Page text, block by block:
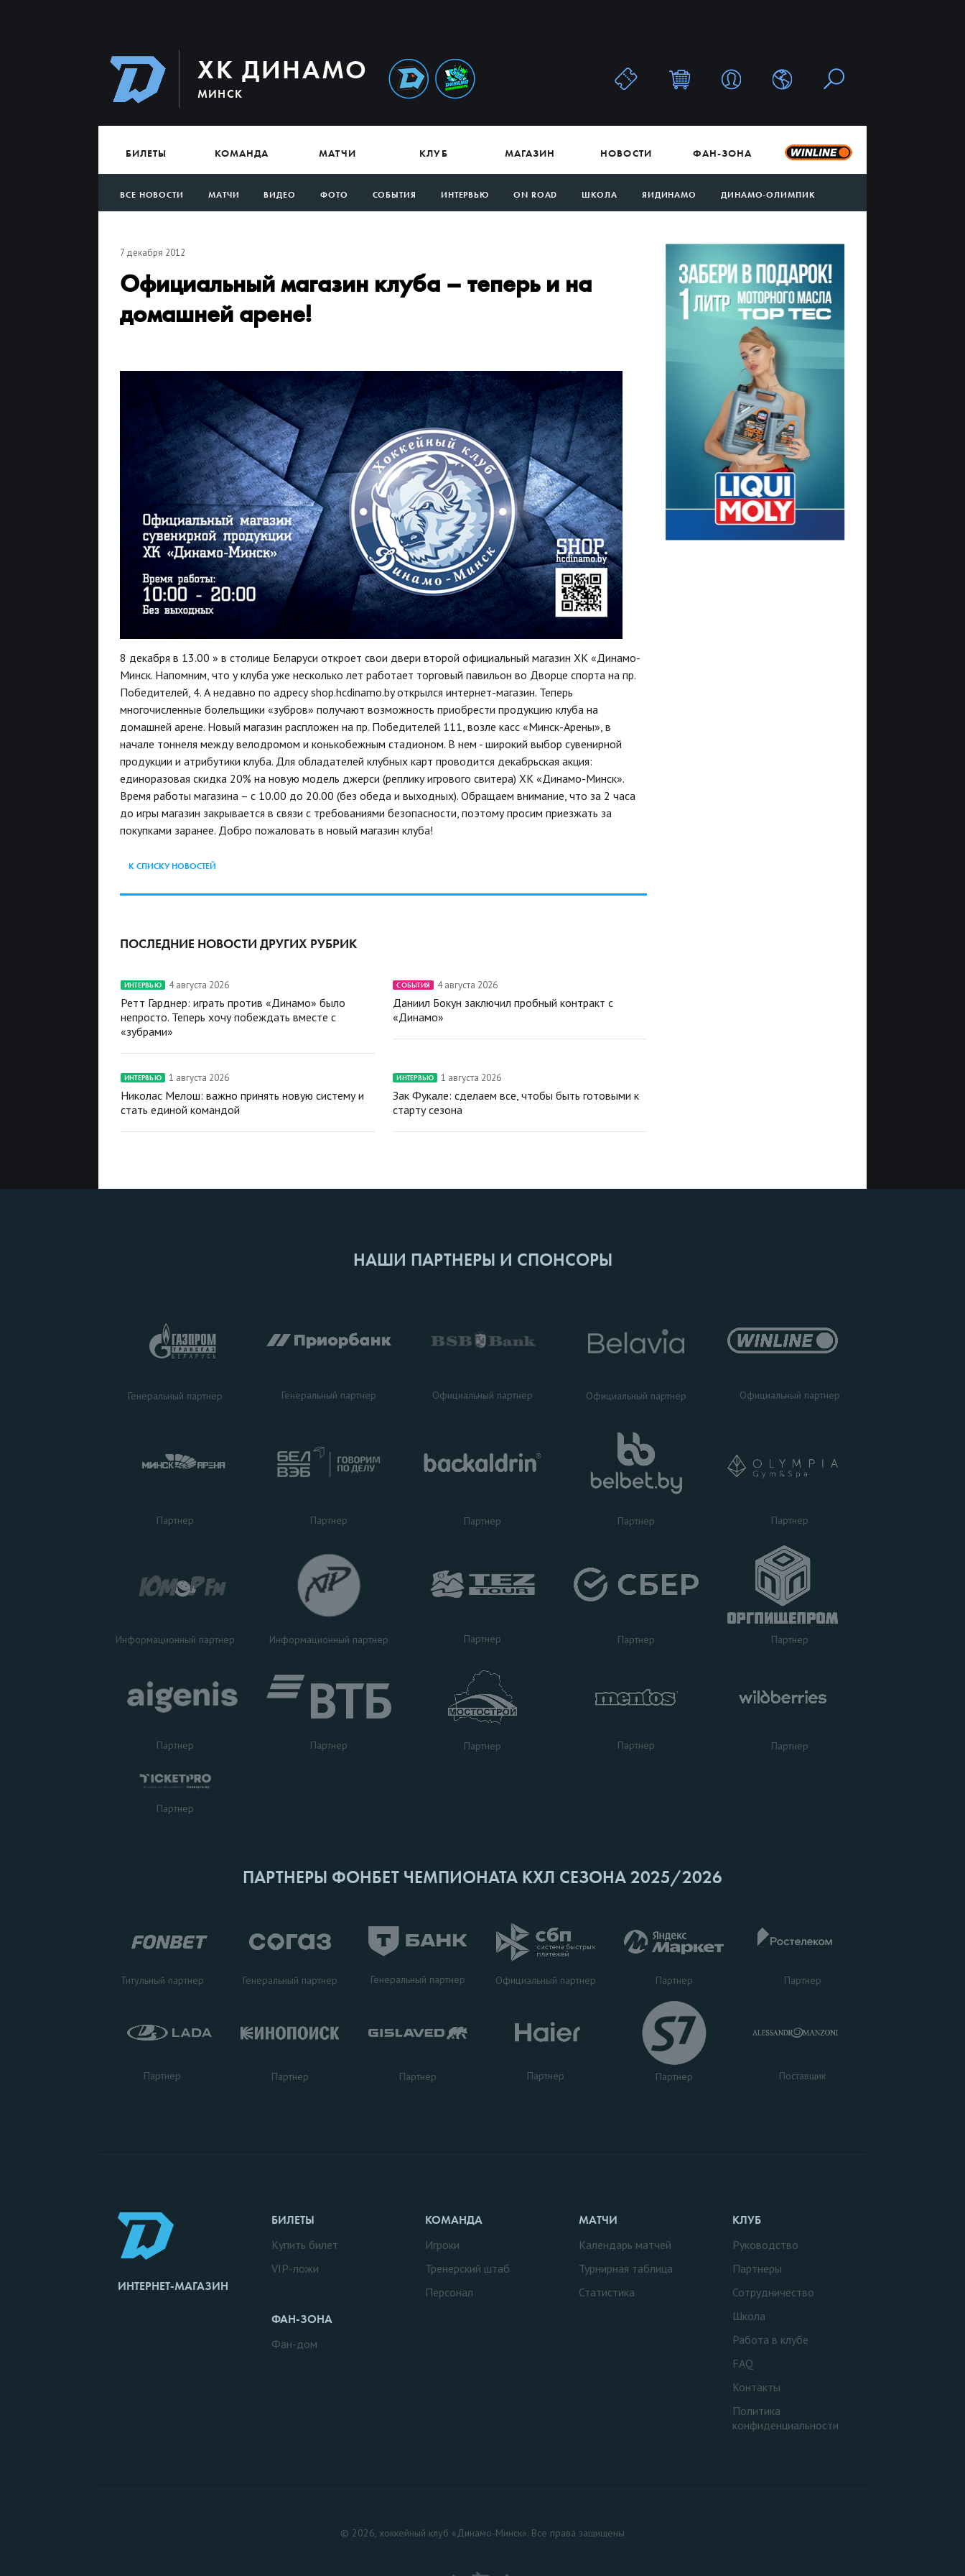
ХК ДИНАМО
МИНСК
БИЛЕТЫ КОМАНДА МАТЧИ КЛУБ МАГАЗИН НОВОСТИ ФАН-ЗОНА
ВСЕ НОВОСТИ МАТЧИ ВИДЕО ФОТО СОБЫТИЯ ИНТЕРВЬЮ ON ROAD ШКОЛА ЯИДИНАМО ДИНАМО-ОЛИМПИК
7 декабря 2012
Официальный магазин клуба – теперь и на
домашней арене!
8 декабря в 13.00 » в столице Беларуси откроет свои двери второй официальный магазин ХК «Динамо-
Минск. Напомним, что у клуба уже несколько лет работает торговый павильон во Дворце спорта на пр.
Победителей, 4. А недавно по адресу shop.hcdinamo.by открылся интернет-магазин. Теперь
многочисленные болельщики «зубров» получают возможность приобрести продукцию клуба на
домашней арене. Новый магазин распложен на пр. Победителей 111, возле касс «Минск-Арены», в
начале тоннеля между велодромом и конькобежным стадионом. В нем - широкий выбор сувенирной
продукции и атрибутики клуба. Для обладателей клубных карт проводится декабрьская акция:
единоразовая скидка 20% на новую модель джерси (реплику игрового свитера) ХК «Динамо-Минск».
Время работы магазина – с 10.00 до 20.00 (без обеда и выходных). Обращаем внимание, что за 2 часа
до игры магазин закрывается в связи с требованиями безопасности, поэтому просим приезжать за
покупками заранее. Добро пожаловать в новый магазин клуба!
К СПИСКУ НОВОСТЕЙ
ПОСЛЕДНИЕ НОВОСТИ ДРУГИХ РУБРИК
ИНТЕРВЬЮ 4 августа 2026
Ретт Гарднер: играть против «Динамо» было
непросто. Теперь хочу побеждать вместе с
«зубрами»
СОБЫТИЯ 4 августа 2026
Даниил Бокун заключил пробный контракт с
«Динамо»
ИНТЕРВЬЮ 1 августа 2026
Николас Мелош: важно принять новую систему и
стать единой командой
ИНТЕРВЬЮ 1 августа 2026
Зак Фукале: сделаем все, чтобы быть готовыми к
старту сезона
НАШИ ПАРТНЕРЫ И СПОНСОРЫ
Генеральный партнер Генеральный партнер Официальный партнер Официальный партнер Официальный партнер
Партнер Партнер Партнер Партнер Партнер
Информационный партнер Информационный партнер Партнер Партнер Партнер
Партнер Партнер Партнер Партнер Партнер
Партнер
ПАРТНЕРЫ ФОНБЕТ ЧЕМПИОНАТА КХЛ СЕЗОНА 2025/2026
Титульный партнер Генеральный партнер Генеральный партнер Официальный партнер Партнер Партнер
Партнер Партнер Партнер Партнер Партнер Поставщик
ИНТЕРНЕТ-МАГАЗИН
БИЛЕТЫ
Купить билет
VIP-ложи
ФАН-ЗОНА
Фан-дом
КОМАНДА
Игроки
Тренерский штаб
Персонал
МАТЧИ
Календарь матчей
Турнирная таблица
Статистика
КЛУБ
Руководство
Партнеры
Сотрудничество
Школа
Работа в клубе
FAQ
Контакты
Политика
конфиденциальности
© 2026, хоккейный клуб «Динамо-Минск». Все права защищены